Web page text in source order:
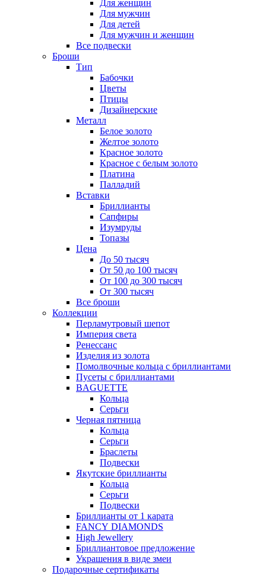
Для женщин
Для мужчин
Для детей
Для мужчин и женщин
Все подвески
Броши
Тип
Бабочки
Цветы
Птицы
Дизайнерские
Металл
Белое золото
Желтое золото
Красное золото
Красное с белым золото
Платина
Палладий
Вставки
Бриллианты
Сапфиры
Изумруды
Топазы
Цена
До 50 тысяч
От 50 до 100 тысяч
От 100 до 300 тысяч
От 300 тысяч
Все броши
Коллекции
Перламутровый шепот
Империя света
Ренессанс
Изделия из золота
Помолвочные кольца с бриллиантами
Пусеты с бриллиантами
BAGUETTE
Кольца
Серьги
Черная пятница
Кольца
Серьги
Браслеты
Подвески
Якутские бриллианты
Кольца
Серьги
Подвески
Бриллианты от 1 карата
FANCY DIAMONDS
High Jewellery
Бриллиантовое предложение
Украшения в виде змеи
Подарочные сертификаты